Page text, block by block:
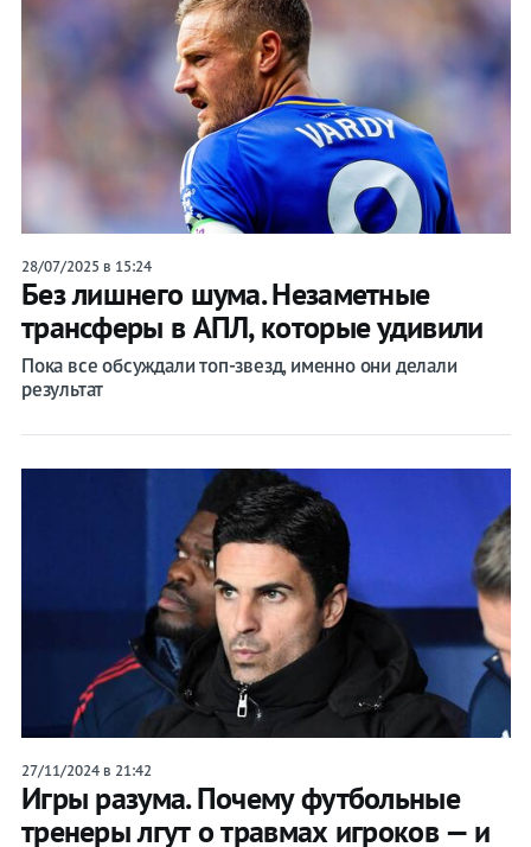
28/07/2025 в 15:24
Без лишнего шума. Незаметные
трансферы в АПЛ, которые удивили
Пока все обсуждали топ-звезд, именно они делали
результат
27/11/2024 в 21:42
Игры разума. Почему футбольные
тренеры лгут о травмах игроков — и